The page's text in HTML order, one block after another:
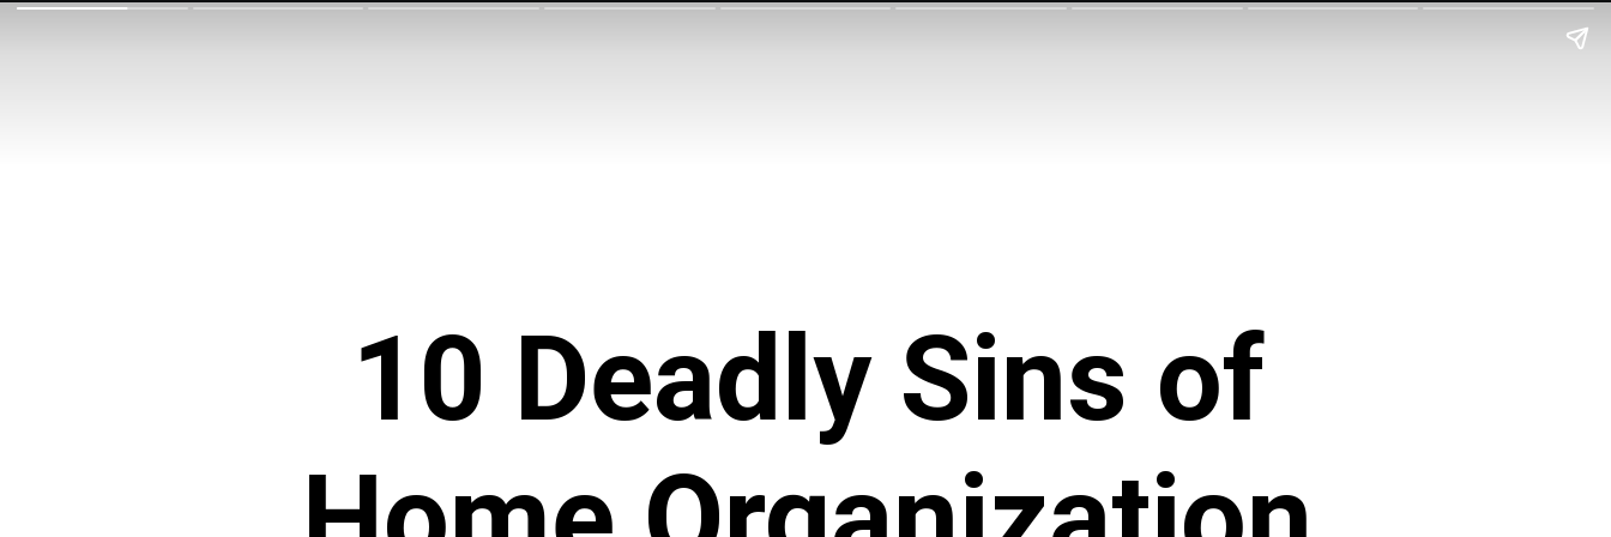
10 Deadly Sins of